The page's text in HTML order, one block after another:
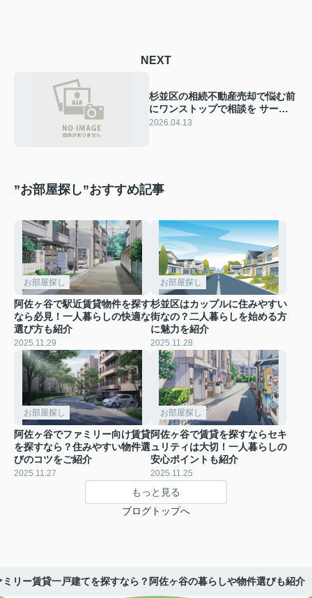
NEXT
杉並区の相続不動産売却で悩む前
にワンストップで相談を サービ
スの流れや専門家選びの注意点を
2026.04.13
”お部屋探し”おすすめ記事
お部屋探し
阿佐ヶ谷で駅近賃貸物件を探す
なら必見！一人暮らしの快適な
選び方も紹介
2025.11.29
お部屋探し
杉並区はカップルに住みやすい
街なの？二人暮らしを始める方
に魅力を紹介
2025.11.28
お部屋探し
阿佐ヶ谷でファミリー向け賃貸
を探すなら？住みやすい物件選
びのコツをご紹介
2025.11.27
お部屋探し
阿佐ヶ谷で賃貸を探すならセキ
ュリティは大切！一人暮らしの
安心ポイントも紹介
2025.11.25
もっと見る
ブログトップへ
リー賃貸一戸建てを探すなら？阿佐ヶ谷の暮らしや物件選びも紹介